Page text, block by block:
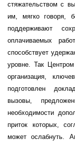
стяжательством с
им, мягко говоря,
поддерживают
оплачиваемых
способствует
уровне. Так Центром
организация,
подготовлен
вызовы,
необходимости
приток которых,
может ослабнуть.